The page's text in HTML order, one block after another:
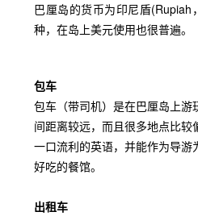
巴厘岛的货币为印尼盾
种，在岛上美元使用也很普遍。
包车
包车（带司机）是在巴厘岛上游
间距离较远，而且很多地点比
一口流利的英语，并能作为导游
好吃的餐馆。
出租车